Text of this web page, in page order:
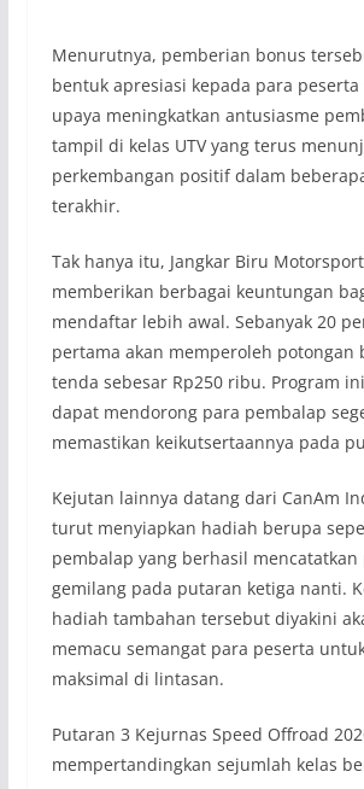
Menurutnya, pemberian bonus
bentuk apresiasi kepada para peserta
upaya meningkatkan antusiasme
tampil di kelas UTV yang terus
perkembangan positif dalam
terakhir.
Tak hanya itu, Jangkar Biru
memberikan berbagai keuntungan
mendaftar lebih awal. Sebanyak 20
pertama akan memperoleh potongan
tenda sebesar Rp250 ribu. Program
dapat mendorong para pembalap
memastikan keikutsertaannya pada
Kejutan lainnya datang dari CanAm
turut menyiapkan hadiah berupa
pembalap yang berhasil mencatatkan
gemilang pada putaran ketiga nanti.
hadiah tambahan tersebut diyakini
memacu semangat para peserta
maksimal di lintasan.
Putaran 3 Kejurnas Speed Offroad
mempertandingkan sejumlah kelas